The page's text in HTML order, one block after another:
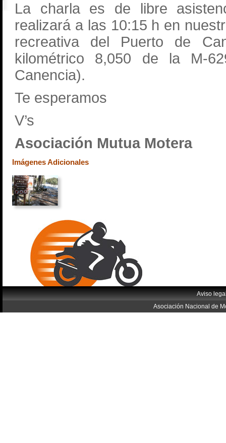
La charla es de libre
realizará a las 10:15 h en
recreativa del Puerto de
kilométrico 8,050 de la M-
Canencia).
Te esperamos
V’s
Asociación Mutua Motera
Imágenes Adicionales
Aviso
Asociación Nacional de